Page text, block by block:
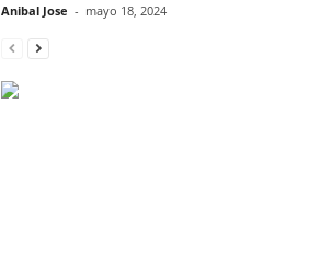
Anibal Jose - mayo 18, 2024